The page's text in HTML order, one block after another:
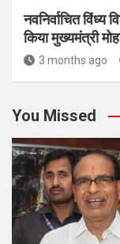
नवनिर्वाचित विंध्य
किया मुख्यमंत्री
3 months ago
You Missed